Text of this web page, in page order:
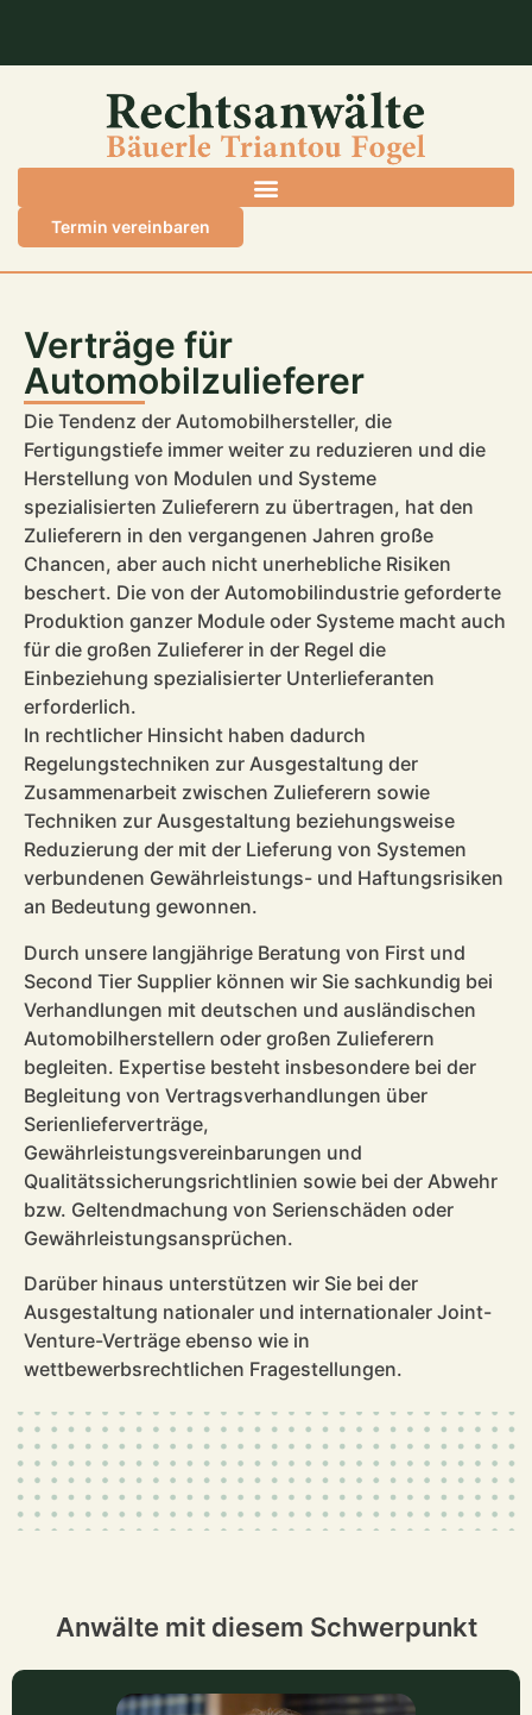
Termin vereinbaren
Verträge für
Automobilzulieferer
Die Tendenz der Automobilhersteller, die
Fertigungstiefe immer weiter zu reduzieren und die
Herstellung von Modulen und Systeme
spezialisierten Zulieferern zu übertragen, hat den
Zulieferern in den vergangenen Jahren große
Chancen, aber auch nicht unerhebliche Risiken
beschert. Die von der Automobilindustrie geforderte
Produktion ganzer Module oder Systeme macht auch
für die großen Zulieferer in der Regel die
Einbeziehung spezialisierter Unterlieferanten
erforderlich.
In rechtlicher Hinsicht haben dadurch
Regelungstechniken zur Ausgestaltung der
Zusammenarbeit zwischen Zulieferern sowie
Techniken zur Ausgestaltung beziehungsweise
Reduzierung der mit der Lieferung von Systemen
verbundenen Gewährleistungs- und Haftungsrisiken
an Bedeutung gewonnen.
Durch unsere langjährige Beratung von First und
Second Tier Supplier können wir Sie sachkundig bei
Verhandlungen mit deutschen und ausländischen
Automobilherstellern oder großen Zulieferern
begleiten. Expertise besteht insbesondere bei der
Begleitung von Vertragsverhandlungen über
Serienlieferverträge,
Gewährleistungsvereinbarungen und
Qualitätssicherungsrichtlinien sowie bei der Abwehr
bzw. Geltendmachung von Serienschäden oder
Gewährleistungsansprüchen.
Darüber hinaus unterstützen wir Sie bei der
Ausgestaltung nationaler und internationaler Joint-
Venture-Verträge ebenso wie in
wettbewerbsrechtlichen Fragestellungen.
Anwälte mit diesem Schwerpunkt